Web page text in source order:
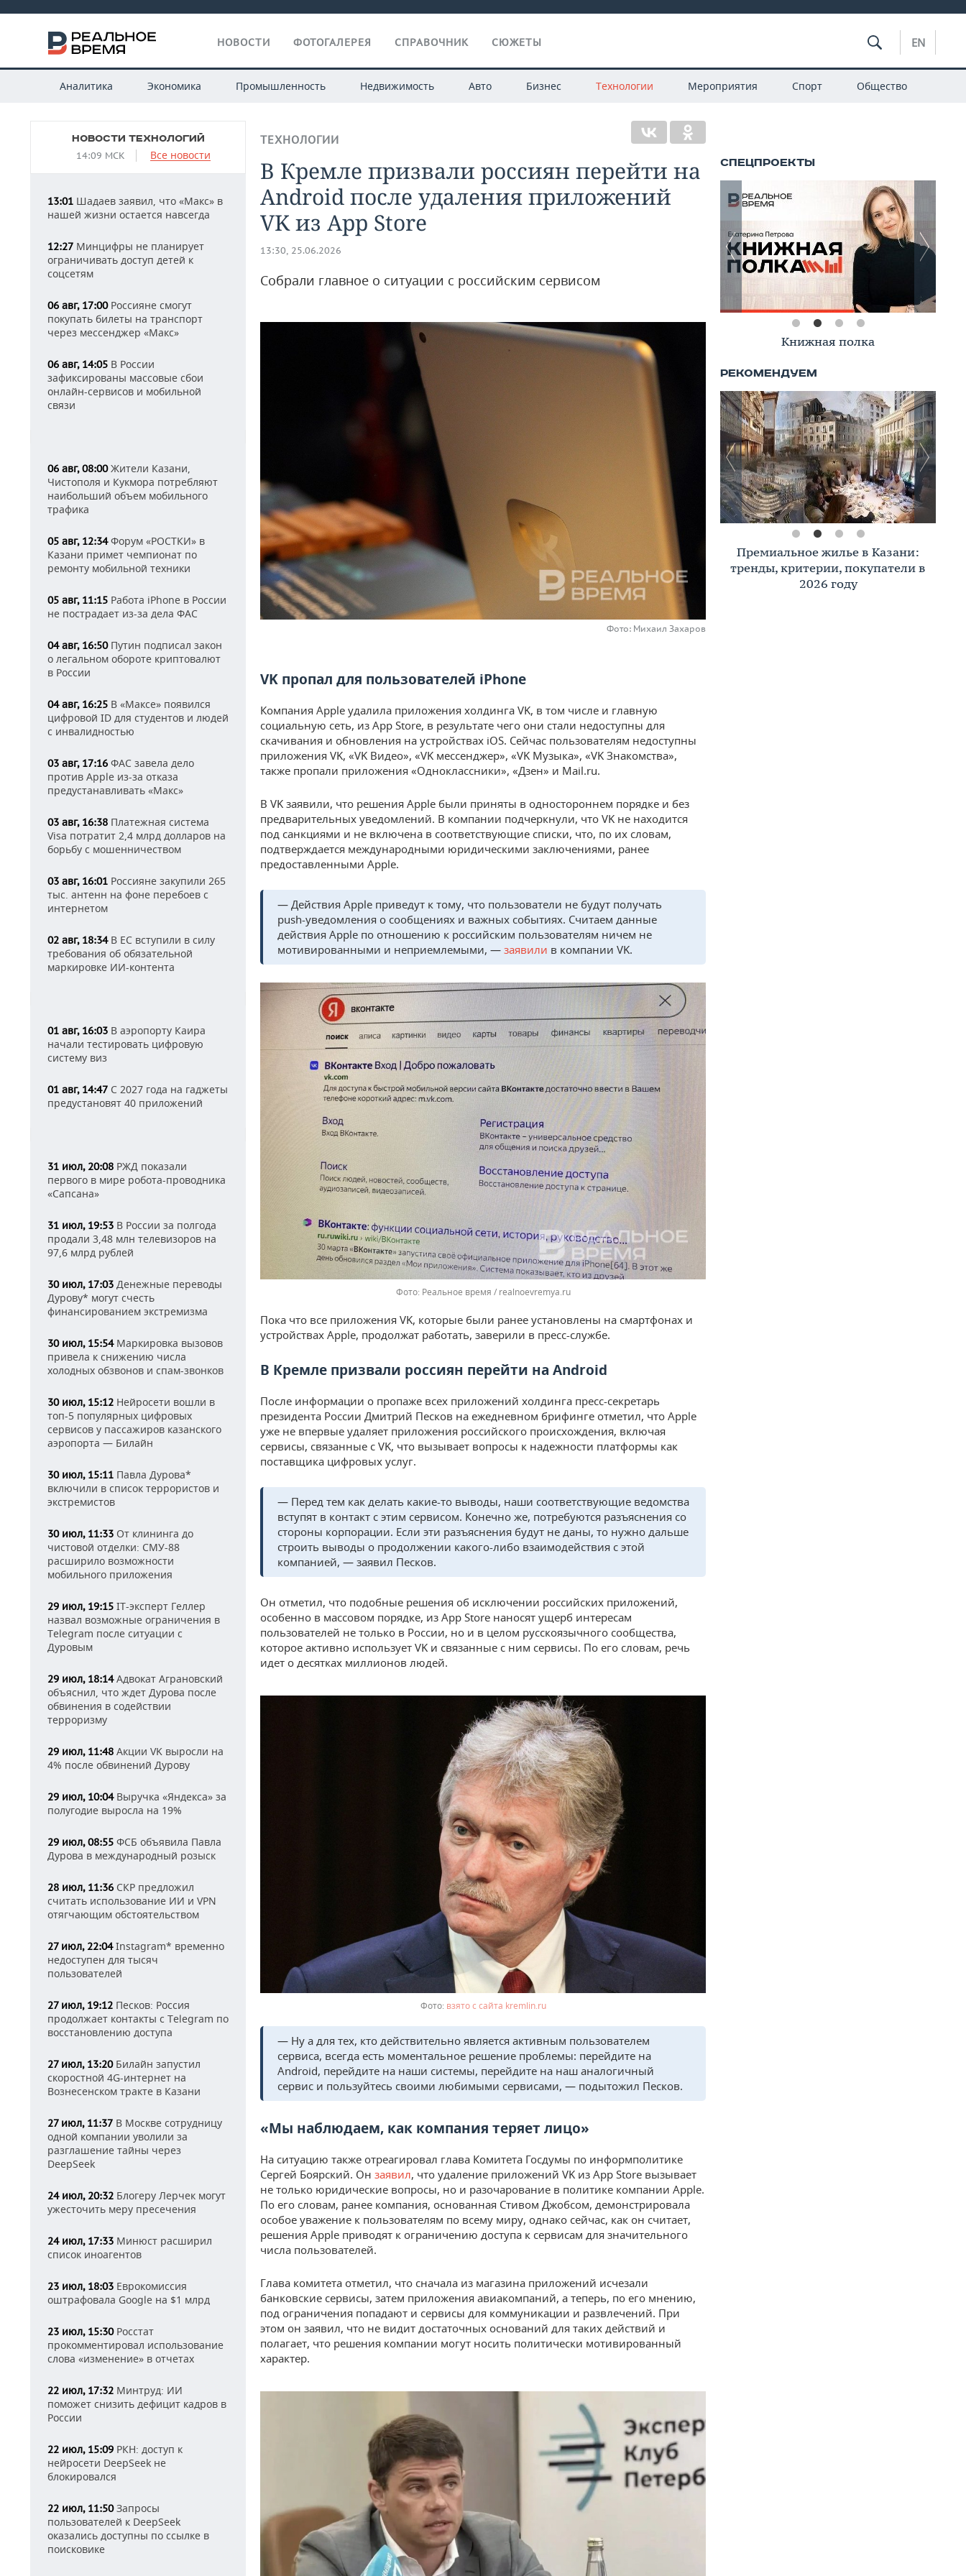
НОВОСТИ ФОТОГАЛЕРЕЯ СПРАВОЧНИК СЮЖЕТЫ EN
Аналитика Экономика Промышленность Недвижимость Авто Бизнес Технологии Мероприятия Спорт Общество
НОВОСТИ ТЕХНОЛОГИЙ
14:09 МСК Все новости
13:01 Шадаев заявил, что «Макс» в
нашей жизни остается навсегда
12:27 Минцифры не планирует
ограничивать доступ детей к
соцсетям
06 авг, 17:00Россияне смогут
покупать билеты на транспорт
через мессенджер «Макс»
06 авг, 14:05 В России
зафиксированы массовые сбои
онлайн-сервисов и мобильной
связи
06 авг, 08:00Жители Казани,
Чистополя и Кукмора потребляют
наибольший объем мобильного
трафика
05 авг, 12:34Форум «РОСТКИ» в
Казани примет чемпионат по
ремонту мобильной техники
05 авг, 11:15 Работа iPhone в России
не пострадает из-за дела ФАС
04 авг, 16:50Путин подписал закон
о легальном обороте криптовалют
в России
04 авг, 16:25 В «Максе» появился
цифровой ID для студентов и людей
с инвалидностью
03 авг, 17:16 ФАС завела дело
против Apple из-за отказа
предустанавливать «Макс»
03 авг, 16:38 Платежная система
Visa потратит 2,4 млрд долларов на
борьбу с мошенничеством
03 авг, 16:01 Россияне закупили 265
тыс. антенн на фоне перебоев с
интернетом
02 авг, 18:34В ЕС вступили в силу
требования об обязательной
маркировке ИИ-контента
01 авг, 16:03 В аэропорту Каира
начали тестировать цифровую
систему виз
01 авг, 14:47 С 2027 года на гаджеты
предустановят 40 приложений
31 июл, 20:08 РЖД показали
первого в мире робота-проводника
«Сапсана»
31 июл, 19:53 В России за полгода
продали 3,48 млн телевизоров на
97,6 млрд рублей
30 июл, 17:03 Денежные переводы
Дурову* могут счесть
финансированием экстремизма
30 июл, 15:54Маркировка вызовов
привела к снижению числа
холодных обзвонов и спам-звонков
30 июл, 15:12 Нейросети вошли в
топ-5 популярных цифровых
сервисов у пассажиров казанского
аэропорта — Билайн
30 июл, 15:11 Павла Дурова*
включили в список террористов и
экстремистов
30 июл, 11:33 От клининга до
чистовой отделки: СМУ-88
расширило возможности
мобильного приложения
29 июл, 19:15 IT-эксперт Геллер
назвал возможные ограничения в
Telegram после ситуации с
Дуровым
29 июл, 18:14Адвокат Аграновский
объяснил, что ждет Дурова после
обвинения в содействии
терроризму
29 июл, 11:48 Акции VK выросли на
4% после обвинений Дурову
29 июл, 10:04Выручка «Яндекса» за
полугодие выросла на 19%
29 июл, 08:55 ФСБ объявила Павла
Дурова в международный розыск
28 июл, 11:36 СКР предложил
считать использование ИИ и VPN
отягчающим обстоятельством
27 июл, 22:04Instagram* временно
недоступен для тысяч
пользователей
27 июл, 19:12 Песков: Россия
продолжает контакты с Telegram по
восстановлению доступа
27 июл, 13:20Билайн запустил
скоростной 4G-интернет на
Вознесенском тракте в Казани
27 июл, 11:37 В Москве сотрудницу
одной компании уволили за
разглашение тайны через
DeepSeek
24 июл, 20:32 Блогеру Лерчек могут
ужесточить меру пресечения
24 июл, 17:33 Минюст расширил
список иноагентов
23 июл, 18:03 Еврокомиссия
оштрафовала Google на $1 млрд
23 июл, 15:30Росстат
прокомментировал использование
слова «изменение» в отчетах
22 июл, 17:32 Минтруд: ИИ
поможет снизить дефицит кадров в
России
22 июл, 15:09 РКН: доступ к
нейросети DeepSeek не
блокировался
22 июл, 11:50Запросы
пользователей к DeepSeek
оказались доступны по ссылке в
поисковике
ТЕХНОЛОГИИ
В Кремле призвали россиян перейти на
Android после удаления приложений
VK из App Store
13:30, 25.06.2026
Собрали главное о ситуации с российским сервисом
Фото: Михаил Захаров
VK пропал для пользователей iPhone
Компания Apple удалила приложения холдинга VK, в том числе и главную
социальную сеть, из App Store, в результате чего они стали недоступны для
скачивания и обновления на устройствах iOS. Сейчас пользователям недоступны
приложения VK, «VK Видео», «VK мессенджер», «VK Музыка», «VK Знакомства»,
также пропали приложения «Одноклассники», «Дзен» и Mail.ru.
В VK заявили, что решения Apple были приняты в одностороннем порядке и без
предварительных уведомлений. В компании подчеркнули, что VK не находится
под санкциями и не включена в соответствующие списки, что, по их словам,
подтверждается международными юридическими заключениями, ранее
предоставленными Apple.
— Действия Apple приведут к тому, что пользователи не будут получать
push-уведомления о сообщениях и важных событиях. Считаем данные
действия Apple по отношению к российским пользователям ничем не
мотивированными и неприемлемыми, — заявили в компании VK.
Реальное время / realnoevremya.ru
Пока что все приложения VK, которые были ранее установлены на смартфонах и
устройствах Apple, продолжат работать, заверили в пресс-службе.
В Кремле призвали россиян перейти на Android
После информации о пропаже всех приложений холдинга пресс-секретарь
президента России Дмитрий Песков на ежедневном брифинге отметил, что Apple
уже не впервые удаляет приложения российского происхождения, включая
сервисы, связанные с VK, что вызывает вопросы к надежности платформы как
поставщика цифровых услуг.
— Перед тем как делать какие-то выводы, наши соответствующие ведомства
вступят в контакт с этим сервисом. Конечно же, потребуются разъяснения со
стороны корпорации. Если эти разъяснения будут не даны, то нужно дальше
строить выводы о продолжении какого-либо взаимодействия с этой
компанией, — заявил Песков.
Он отметил, что подобные решения об исключении российских приложений,
особенно в массовом порядке, из App Store наносят ущерб интересам
пользователей не только в России, но и в целом русскоязычного сообщества,
которое активно использует VK и связанные с ним сервисы. По его словам, речь
идет о десятках миллионов людей.
взято с сайта kremlin.ru
— Ну а для тех, кто действительно является активным пользователем
сервиса, всегда есть моментальное решение проблемы: перейдите на
Android, перейдите на наши системы, перейдите на наш аналогичный
сервис и пользуйтесь своими любимыми сервисами, — подытожил Песков.
«Мы наблюдаем, как компания теряет лицо»
На ситуацию также отреагировал глава Комитета Госдумы по информполитике
Сергей Боярский. Он заявил, что удаление приложений VK из App Store вызывает
не только юридические вопросы, но и разочарование в политике компании Apple.
По его словам, ранее компания, основанная Стивом Джобсом, демонстрировала
особое уважение к пользователям по всему миру, однако сейчас, как он считает,
решения Apple приводят к ограничению доступа к сервисам для значительного
числа пользователей.
Глава комитета отметил, что сначала из магазина приложений исчезали
банковские сервисы, затем приложения авиакомпаний, а теперь, по его мнению,
под ограничения попадают и сервисы для коммуникации и развлечений. При
этом он заявил, что не видит достаточных оснований для таких действий и
полагает, что решения компании могут носить политически мотивированный
характер.
Книжная полка
Премиальное жилье в Казани:
тренды, критерии, покупатели в
2026 году